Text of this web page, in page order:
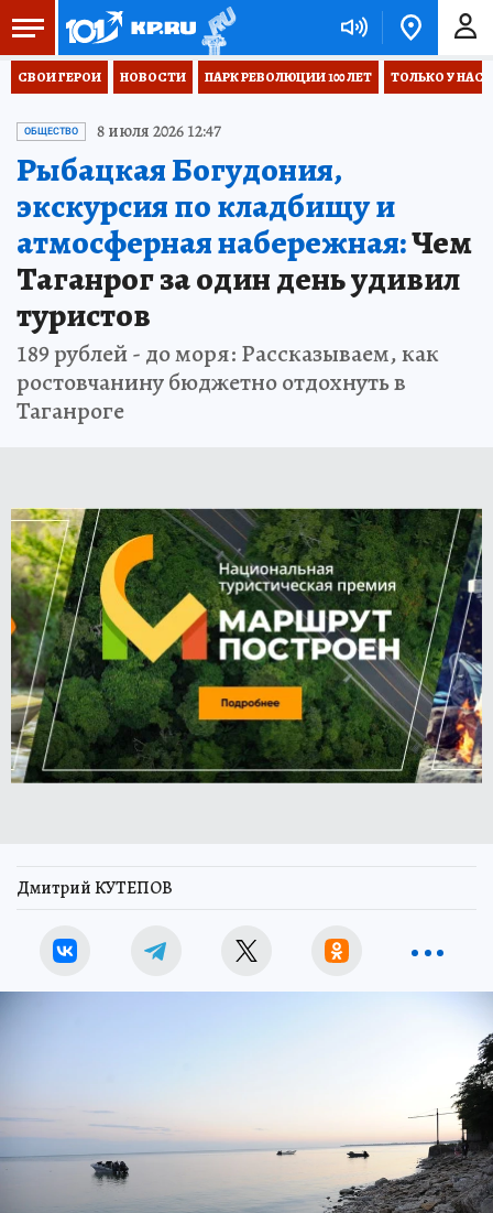
СВОИ ГЕРОИ НОВОСТИ ПАРК РЕВОЛЮЦИИ 100 ЛЕТ ТОЛЬКО У НАС
ОБЩЕСТВО 8 июля 2026 12:47
Рыбацкая Богудония,
экскурсия по кладбищу и
атмосферная набережная:Чем
Таганрог за один день удивил
туристов
189 рублей - до моря: Рассказываем, как
ростовчанину бюджетно отдохнуть в
Таганроге
Дмитрий КУТЕПОВ